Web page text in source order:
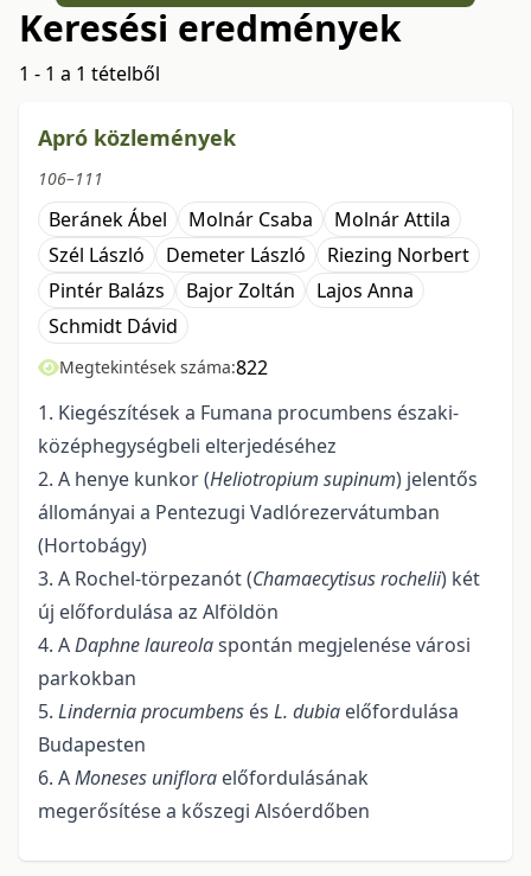
Keresési eredmények
1 - 1 a 1 tételből
Apró közlemények
106–111
Beránek Ábel Molnár Csaba
Molnár Attila
Szél László
Demeter László
Riezing Norbert
Pintér Balázs
Bajor Zoltán
Lajos Anna
Schmidt Dávid
Megtekintések száma:822
1. Kiegészítések a Fumana procumbens északi-
középhegységbeli elterjedéséhez
2. A henye kunkor (Heliotropium supinum) jelentős
állományai a Pentezugi Vadlórezervátumban
(Hortobágy)
3. A Rochel-törpezanót (Chamaecytisus rochelii) két
új előfordulása az Alföldön
4. ADaphne laureolaspontán megjelenése városi
parkokban
5. Lindernia procumbens és L. dubia előfordulása
Budapesten
6. AMoneses uniflora előfordulásának
megerősítése a kőszegi Alsóerdőben